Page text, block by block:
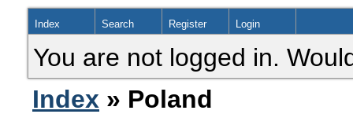
Index Search Register Login
You are not logged in.
Index » Poland